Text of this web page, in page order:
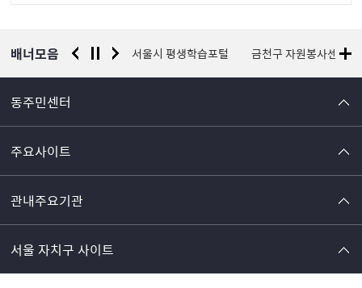
배너모음
경찰청 유실물 통합포털 서울시 평생학습포털 금천구 자원봉사센터
동주민센터
주요사이트
관내주요기관
서울 자치구 사이트